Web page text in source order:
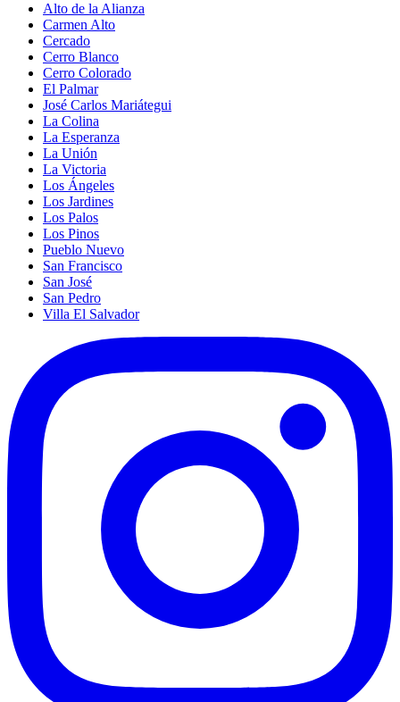
Alto de la Alianza
Carmen Alto
Cercado
Cerro Blanco
Cerro Colorado
El Palmar
José Carlos Mariátegui
La Colina
La Esperanza
La Unión
La Victoria
Los Ángeles
Los Jardines
Los Palos
Los Pinos
Pueblo Nuevo
San Francisco
San José
San Pedro
Villa El Salvador